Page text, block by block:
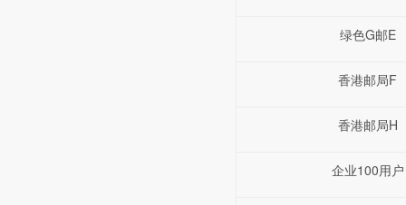
绿色G邮E
香港邮局F
香港邮局H
企业100用户